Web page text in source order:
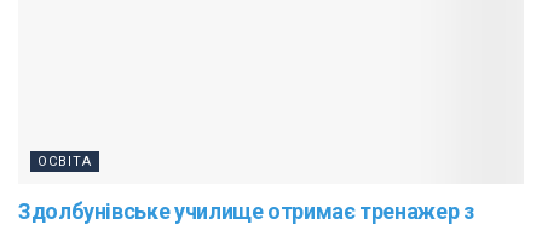
ОСВІТА
Здолбунівське училище отримає тренажер з